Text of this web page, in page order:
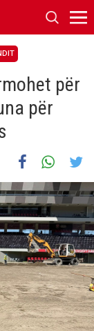
për
për